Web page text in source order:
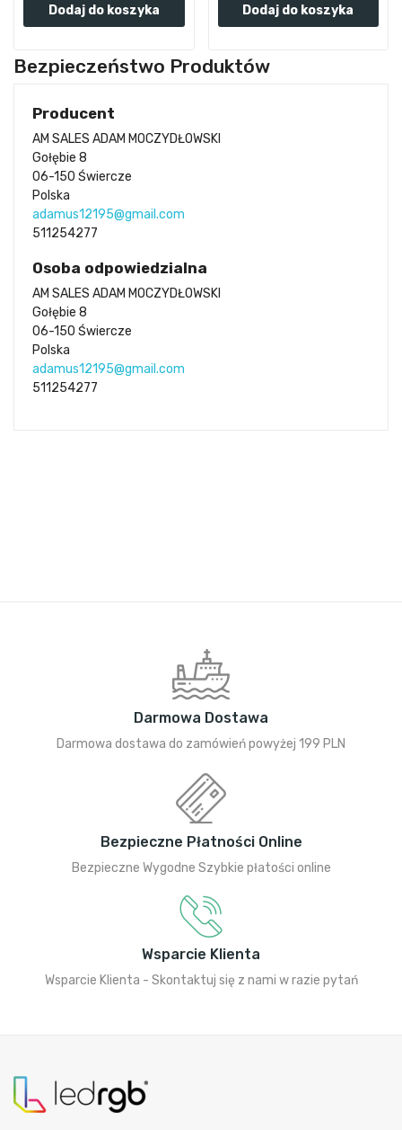
Dodaj do koszyka Dodaj do koszyka
Bezpieczeństwo Produktów
Producent
AM SALES ADAM MOCZYDŁOWSKI
Gołębie 8
06-150 Świercze
Polska
adamus12195@gmail.com
511254277
Osoba odpowiedzialna
AM SALES ADAM MOCZYDŁOWSKI
Gołębie 8
06-150 Świercze
Polska
adamus12195@gmail.com
511254277
Darmowa Dostawa
Darmowa dostawa do zamówień powyżej 199 PLN
Bezpieczne Płatności Online
Bezpieczne Wygodne Szybkie płatości online
Wsparcie Klienta
Wsparcie Klienta - Skontaktuj się z nami w razie pytań